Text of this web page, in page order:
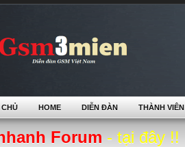
Forum - tại đây !!
HOME DIỄN ĐÀN THÀNH VIÊN